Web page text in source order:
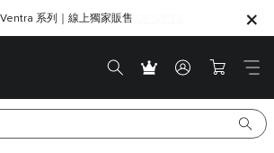
SHOP GIFTS
找到最合適的心意之選｜SHOP GIFTS